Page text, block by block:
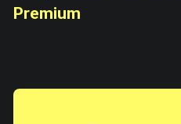
Premium